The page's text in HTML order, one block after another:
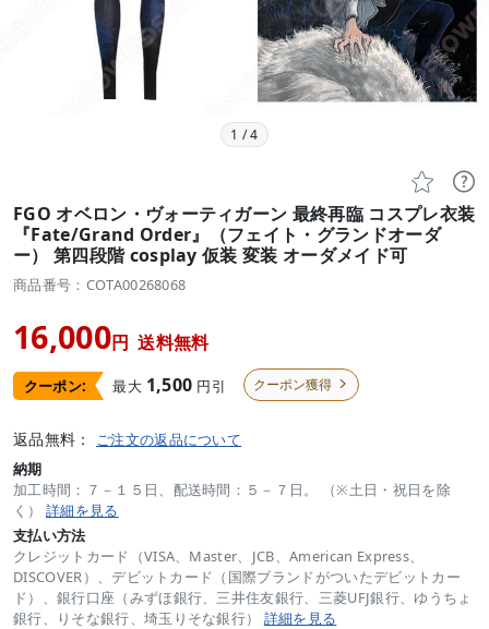
1 /4
 
FGO オベロン・ヴォーティガーン 最終再臨 コスプレ衣装
『Fate/Grand Order』（フェイト・グランドオーダ
ー） 第四段階 cosplay 仮装 変装 オーダメイド可
商品番号：COTA00268068
16,000円 送料無料
クーポン: 最大 1,500 円引 クーポン獲得 
返品無料： ご注文の返品について
納期
加工時間：７－１５日、配送時間：５－７日。 （※土日・祝日を除
く） 詳細を見る
支払い方法
クレジットカード（VISA、Master、JCB、American Express、
DISCOVER）、デビットカード（国際ブランドがついたデビットカー
ド）、銀行口座（みずほ銀行、三井住友銀行、三菱UFJ銀行、ゆうちょ
銀行、りそな銀行、埼玉りそな銀行） 詳細を見る